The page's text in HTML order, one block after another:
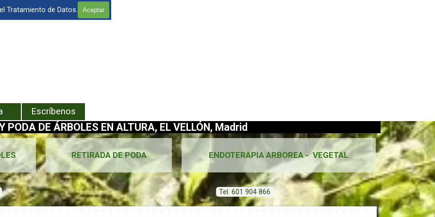
Tratamiento de Datos. Aceptar
Escríbenos
PODA DE ÁRBOLES EN ALTURA, EL VELLÓN, Madrid
RETIRADA DE PODA ENDOTERAPIA ARBOREA - VEGETAL
Tel. 601 904 866